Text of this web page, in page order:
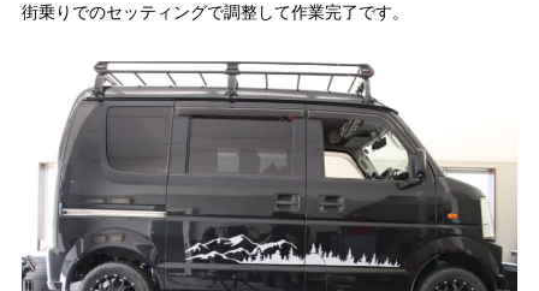
街乗りでのセッティングで調整して作業完了です。